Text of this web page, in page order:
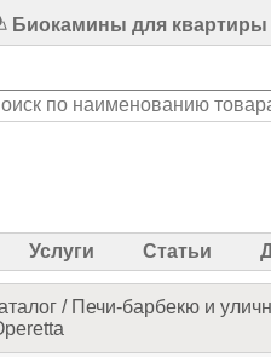
Биокамины для квартиры
Услуги Статьи
/ Печи-барбекю и